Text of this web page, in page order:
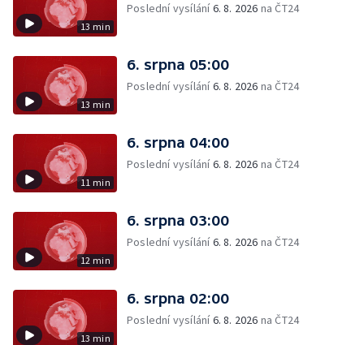
13 min
Poslední vysílání6. 8. 2026 na ČT24
13 min
6. srpna 05:00
Poslední vysílání6. 8. 2026 na ČT24
11 min
6. srpna 04:00
Poslední vysílání6. 8. 2026 na ČT24
12 min
6. srpna 03:00
Poslední vysílání6. 8. 2026 na ČT24
13 min
6. srpna 02:00
Poslední vysílání6. 8. 2026 na ČT24